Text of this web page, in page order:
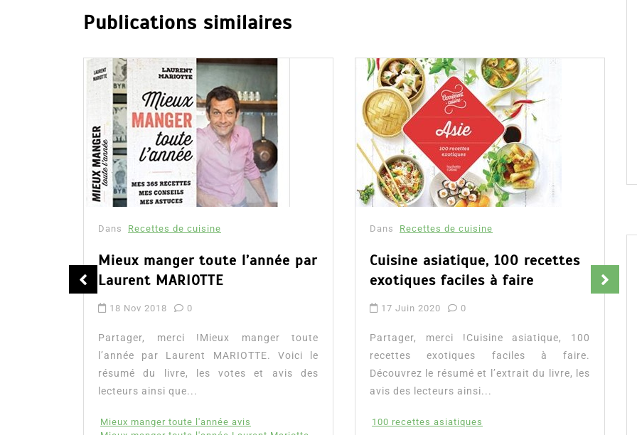
Publications similaires
Dans Recettes de cuisine
exotiques faciles à faire
17 Juin 2020 0
recettes exotiques faciles à faire.
Découvrez le résumé et l’extrait du livre, les
avis des lecteurs ainsi...
100 recettes asiatiques
Dans Recettes de cuisine
la minceur durable
14 Juin 2020 0
cuisine de la minceur durable. Voici le
résumé et l’extrait du livre, les votes et avis
la cuisine de la minceur durable
minceur durable
Lire la suite